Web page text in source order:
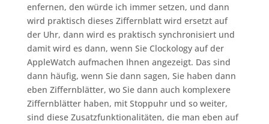
enfernen, den würde ich immer setzen, und dann
wird praktisch dieses Ziffernblatt wird ersetzt auf
der Uhr, dann wird es praktisch synchronisiert und
damit wird es dann, wenn Sie Clockology auf der
AppleWatch aufmachen Ihnen angezeigt. Das sind
dann häufig, wenn Sie dann sagen, Sie haben dann
eben Ziffernblätter, wo Sie dann auch komplexere
Ziffernblätter haben, mit Stoppuhr und so weiter,
sind diese Zusatzfunktionalitäten, die man eben auf